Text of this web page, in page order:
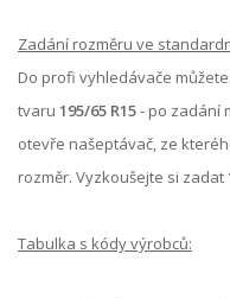
Zadání rozměru ve
Do profi vyhledávače
tvaru 195/65 R15- po zadání
otevře našeptávač, ze
rozměr. Vyzkoušejte si zadat
Tabulka s kódy výrobců: